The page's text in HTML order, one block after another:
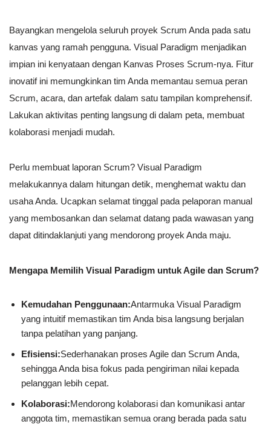
Bayangkan mengelola seluruh proyek Scrum Anda pada satu
kanvas yang ramah pengguna. Visual Paradigm menjadikan
impian ini kenyataan dengan Kanvas Proses Scrum-nya. Fitur
inovatif ini memungkinkan tim Anda memantau semua peran
Scrum, acara, dan artefak dalam satu tampilan komprehensif.
Lakukan aktivitas penting langsung di dalam peta, membuat
kolaborasi menjadi mudah.
Perlu membuat laporan Scrum? Visual Paradigm
melakukannya dalam hitungan detik, menghemat waktu dan
usaha Anda. Ucapkan selamat tinggal pada pelaporan manual
yang membosankan dan selamat datang pada wawasan yang
dapat ditindaklanjuti yang mendorong proyek Anda maju.
Mengapa Memilih Visual Paradigm untuk Agile dan Scrum?
Kemudahan Penggunaan:Antarmuka Visual Paradigm
yang intuitif memastikan tim Anda bisa langsung berjalan
tanpa pelatihan yang panjang.
Efisiensi:Sederhanakan proses Agile dan Scrum Anda,
sehingga Anda bisa fokus pada pengiriman nilai kepada
pelanggan lebih cepat.
Kolaborasi:Mendorong kolaborasi dan komunikasi antar
anggota tim, memastikan semua orang berada pada satu